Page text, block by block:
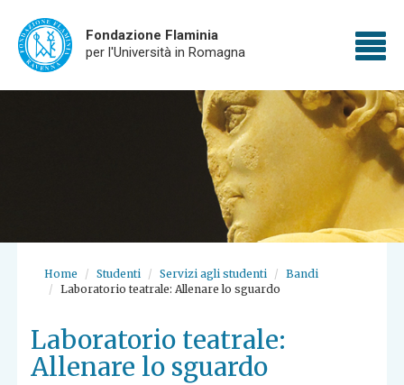
Fondazione Flaminia
per l'Università in Romagna
Home Studenti Servizi agli studenti
Bandi
Laboratorio teatrale: Allenare lo sguardo
Laboratorio teatrale:
Allenare lo sguardo